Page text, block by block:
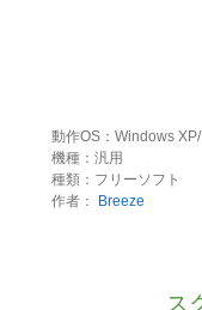
動作OS：Windows
機種：汎用
種類：フリーソフト
作者：
Breeze
ス